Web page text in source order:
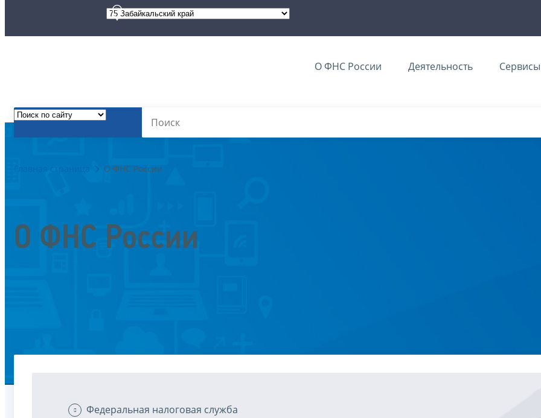
О ФНС России Деятельность Сервисы
Главная страница О ФНС России
О ФНС России
Федеральная налоговая служба